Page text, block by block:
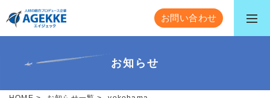
お問い合わせ
お知らせ